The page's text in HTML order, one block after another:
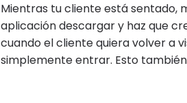
Mientras tu cliente está sentado,
aplicación descargar y haz que
cuando el cliente quiera volver a
simplemente entrar. Esto